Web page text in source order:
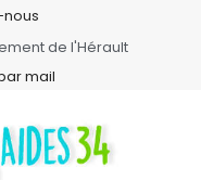
de l'Hérault
mail